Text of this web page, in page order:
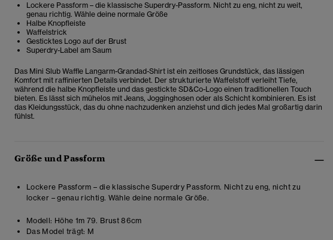
Lockere Passform – die klassische Superdry-Passform. Nicht zu eng, nicht zu weit,
genau richtig. Wähle deine normale Größe
Halbe Knopfleiste
Waffelstrick
Gesticktes Logo auf der Brust
Superdry-Label am Saum
Das Mini Slub Waffle Langarm-Grandad-Shirt ist ein zeitloses Grundstück, das lässigen
Komfort mit raffinierten Details verbindet. Der strukturierte Waffelstoff verleiht Tiefe,
während die halbe Knopfleiste und das gestickte SD&Co-Logo einen traditionellen Touch
bieten. Es lässt sich mühelos mit Jeans, Jogginghosen oder als Schicht kombinieren. Es ist
das Kleidungsstück, das du ohne nachzudenken anziehst und dich jedes Mal großartig darin
fühlst.
Größe und Passform
Lockere Passform – die klassische Superdry Passform. Nicht zu eng, nicht zu
locker – genau richtig. Wähle deine normale Größe.
Modell: Höhe 1m 79. Brust 86cm
Das Model trägt: M